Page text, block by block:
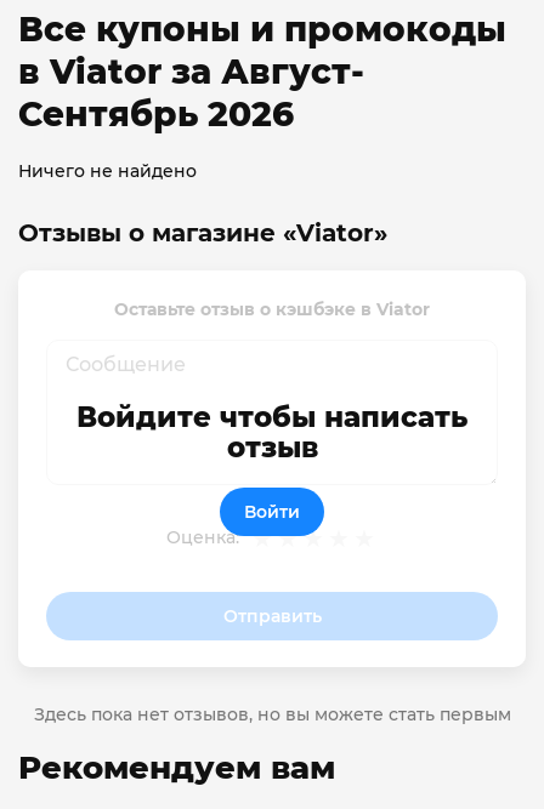
Все купоны и промокоды
в Viator за Август-
Сентябрь 2026
Ничего не найдено
Отзывы о магазине «Viator»
Оставьте отзыв о кэшбэке в Viator
Оценка:
Отправить
Войдите чтобы написать
отзыв
Войти
Здесь пока нет отзывов, но вы можете стать первым
Рекомендуем вам